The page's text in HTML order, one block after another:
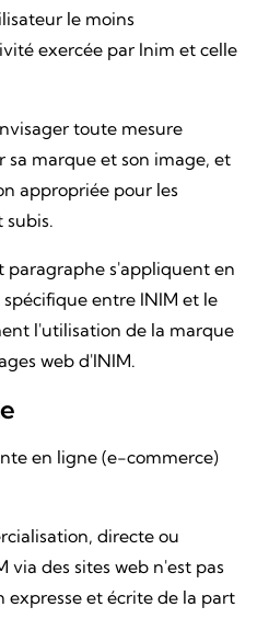
le moins
exercée par Inim et celle
toute mesure
sa marque et son image, et
appropriée pour les
paragraphe s'appliquent en
entre INIM et le
l'utilisation de la marque
web d'INIM.
en ligne (e-commerce)
directe ou
via des sites web n'est pas
expresse et écrite de la part